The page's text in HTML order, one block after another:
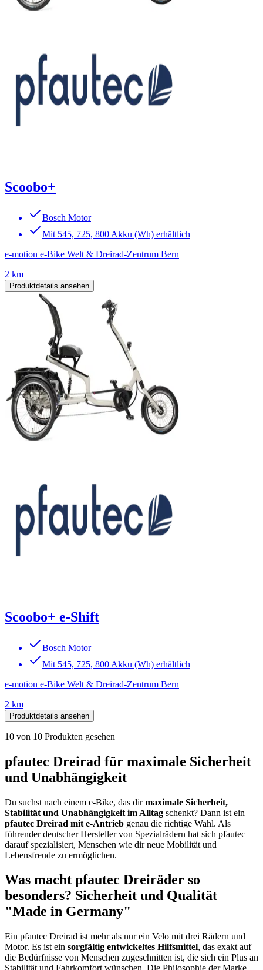
Scoobo+
Bosch Motor
Mit 545, 725, 800 Akku (Wh) erhältlich
e-motion e-Bike Welt & Dreirad-Zentrum Bern
2 km
Produktdetails ansehen
Scoobo+ e-Shift
Bosch Motor
Mit 545, 725, 800 Akku (Wh) erhältlich
e-motion e-Bike Welt & Dreirad-Zentrum Bern
2 km
Produktdetails ansehen
10 von 10 Produkten gesehen
pfautec Dreirad für maximale Sicherheit
und Unabhängigkeit
Du suchst nach einem e-Bike, das dirmaximale Sicherheit,
Stabilität und Unabhängigkeit im Alltag schenkt? Dann ist ein
pfautec Dreirad mit e-Antrieb genau die richtige Wahl. Als
führender deutscher Hersteller von Spezialrädern hat sich pfautec
darauf spezialisiert, Menschen wie dir neue Mobilität und
Lebensfreude zu ermöglichen.
Was macht pfautec Dreiräder so
besonders? Sicherheit und Qualität
"Made in Germany"
Ein pfautec Dreirad ist mehr als nur ein Velo mit drei Rädern und
Motor. Es ist ein sorgfältig entwickeltes Hilfsmittel, das exakt auf
die Bedürfnisse von Menschen zugeschnitten ist, die sich ein Plus an